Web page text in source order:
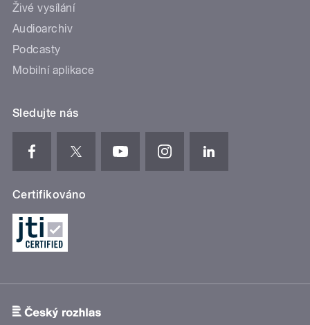
Živé vysílání
Audioarchiv
Podcasty
Mobilní aplikace
Sledujte nás
Certifikováno